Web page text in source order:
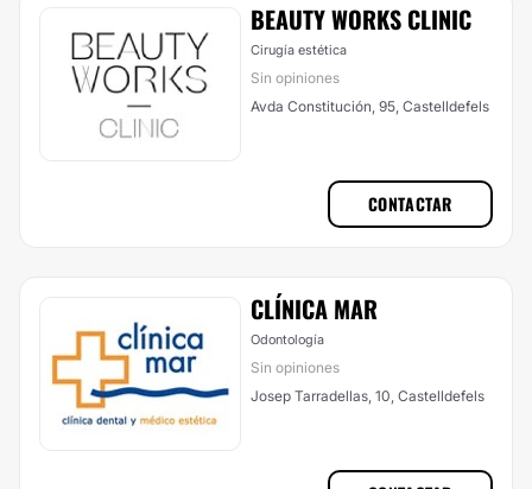
BEAUTY WORKS CLINIC
Cirugía estética
Sin opiniones
Avda Constitución, 95, Castelldefels
CONTACTAR
CLÍNICA MAR
Odontología
Sin opiniones
Josep Tarradellas, 10, Castelldefels